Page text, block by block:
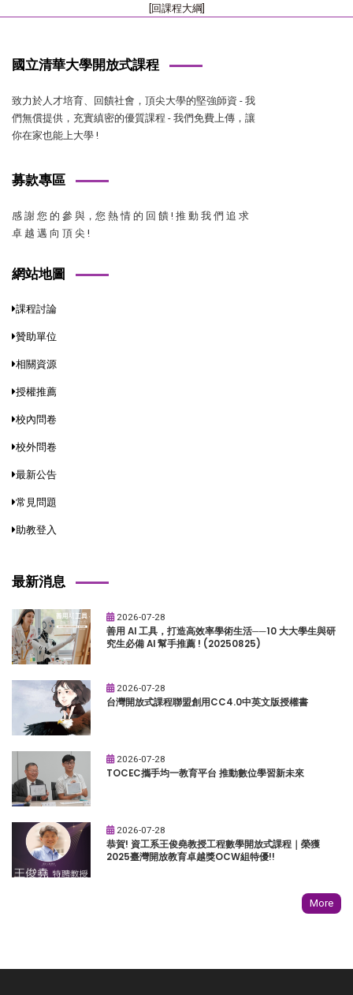
[回課程大綱]
國立清華大學開放式課程
致力於人才培育、回饋社會，頂尖大學的堅強師資 - 我
們無償提供，充實縝密的優質課程 - 我們免費上傳，讓
你在家也能上大學 !
募款專區
感 謝 您 的 參 與，您 熱 情 的 回 饋 ! 推 動 我 們 追 求
卓 越 邁 向 頂 尖 !
網站地圖
課程討論
贊助單位
相關資源
授權推薦
校內問卷
校外問卷
最新公告
常見問題
助教登入
最新消息
2026-07-28
善用 AI 工具，打造高效率學術生活──10 大大學生與研
究生必備 AI 幫手推薦 ! (20250825)
2026-07-28
台灣開放式課程聯盟創用CC4.0中英文版授權書
2026-07-28
TOCEC攜手均一教育平台 推動數位學習新未來
2026-07-28
恭賀! 資工系王俊堯教授工程數學開放式課程｜榮獲
2025臺灣開放教育卓越獎OCW組特優!!
More